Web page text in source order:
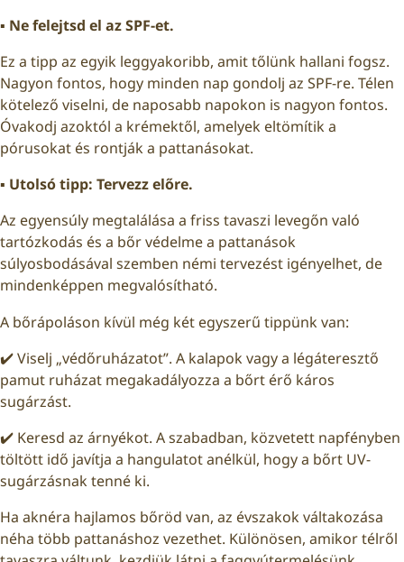
▪️ Ne felejtsd el az SPF-et.
Ez a tipp az egyik leggyakoribb, amit tőlünk hallani fogsz.
Nagyon fontos, hogy minden nap gondolj az SPF-re. Télen
kötelező viselni, de naposabb napokon is nagyon fontos.
Óvakodj azoktól a krémektől, amelyek eltömítik a
pórusokat és rontják a pattanásokat.
▪️ Utolsó tipp: Tervezz előre.
Az egyensúly megtalálása a friss tavaszi levegőn való
tartózkodás és a bőr védelme a pattanások
súlyosbodásával szemben némi tervezést igényelhet, de
mindenképpen megvalósítható.
A bőrápoláson kívül még két egyszerű tippünk van:
✔️ Viselj „védőruházatot”. A kalapok vagy a légáteresztő
pamut ruházat megakadályozza a bőrt érő káros
sugárzást.
✔️ Keresd az árnyékot. A szabadban, közvetett napfényben
töltött idő javítja a hangulatot anélkül, hogy a bőrt UV-
sugárzásnak tenné ki.
Ha aknéra hajlamos bőröd van, az évszakok váltakozása
néha több pattanáshoz vezethet. Különösen, amikor télről